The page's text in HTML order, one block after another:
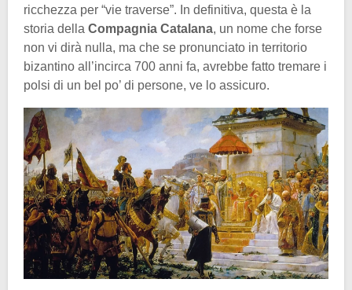
ricchezza per “vie traverse”. In definitiva, questa è la
storia della Compagnia Catalana, un nome che forse
non vi dirà nulla, ma che se pronunciato in territorio
bizantino all’incirca 700 anni fa, avrebbe fatto tremare i
polsi di un bel po’ di persone, ve lo assicuro.